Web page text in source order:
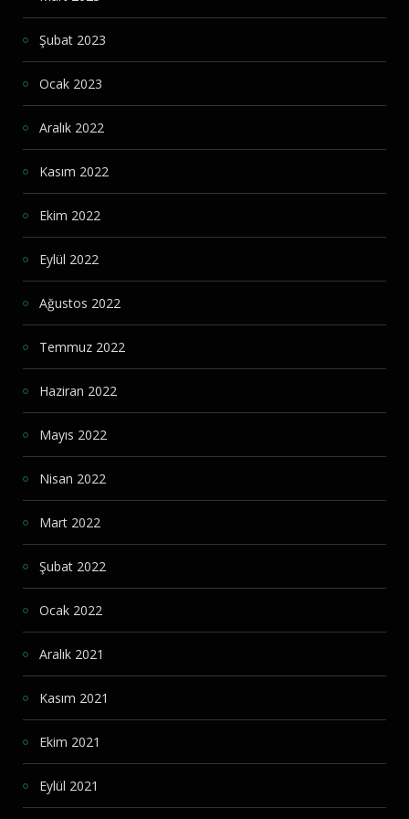
Şubat 2023
Ocak 2023
Aralık 2022
Kasım 2022
Ekim 2022
Eylül 2022
Ağustos 2022
Temmuz 2022
Haziran 2022
Mayıs 2022
Nisan 2022
Mart 2022
Şubat 2022
Ocak 2022
Aralık 2021
Kasım 2021
Ekim 2021
Eylül 2021